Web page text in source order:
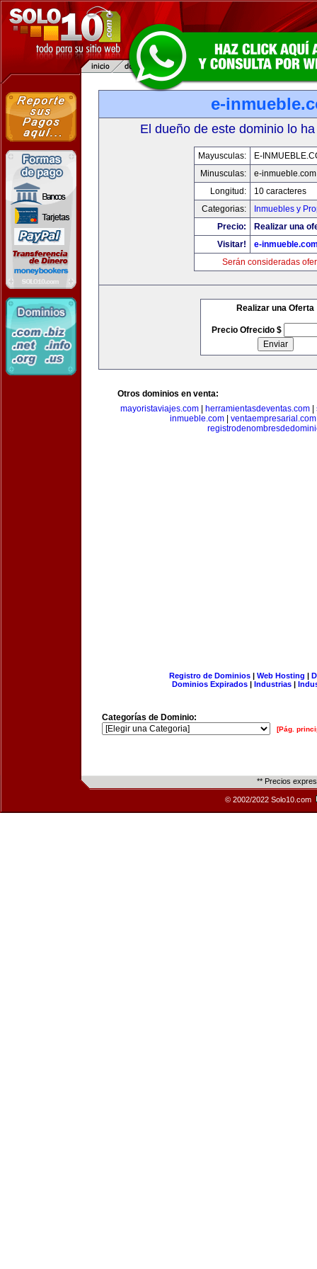
e-
El dueño de este dominio lo
Mayusculas:
E-
Minusculas:
e-inmueble.com
Longitud:
10 caracteres
Categorias:
Inmuebles y
Precio:
Realizar una
Visitar!
e-
Serán consideradas
Realizar una Oferta
Precio Ofrecido $
Otros dominios en venta:
mayoristaviajes.com| herramientasdeventas.com|
inmueble.com| ventaempresarial.com
Registro de Dominios| Web Hosting |
Dominios Expirados | Industrias |
Categorías de Dominio:
[Pág.
** Precios
© 2002/2022 Solo10.com